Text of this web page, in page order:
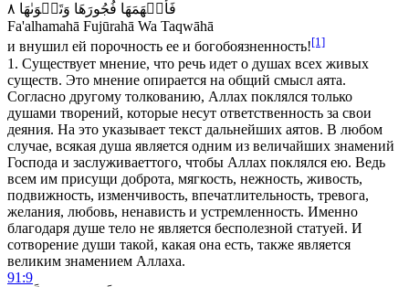
فَأَلۡهَمَهَا فُجُورَهَا وَتَقۡوَىٰهَا
Fa'alhamahā Fujūrahā Wa Taqwāhā
и внушил ей порочность ее и богобоязненность![1]
1. Существует мнение, что речь идет о душах всех живых
существ. Это мнение опирается на общий смысл аята.
Согласно другому толкованию, Аллах поклялся только
душами творений, которые несут ответственность за свои
деяния. На это указывает текст дальнейших аятов. В любом
случае, всякая душа является одним из величайших знамений
Господа и заслуживаеттого, чтобы Аллах поклялся ею. Ведь
всем им присущи доброта, мягкость, нежность, живость,
подвижность, изменчивость, впечатлительность, тревога,
желания, любовь, ненависть и устремленность. Именно
благодаря душе тело не является бесполезной статуей. И
сотворение души такой, какая она есть, также является
великим знамением Аллаха.
91:9